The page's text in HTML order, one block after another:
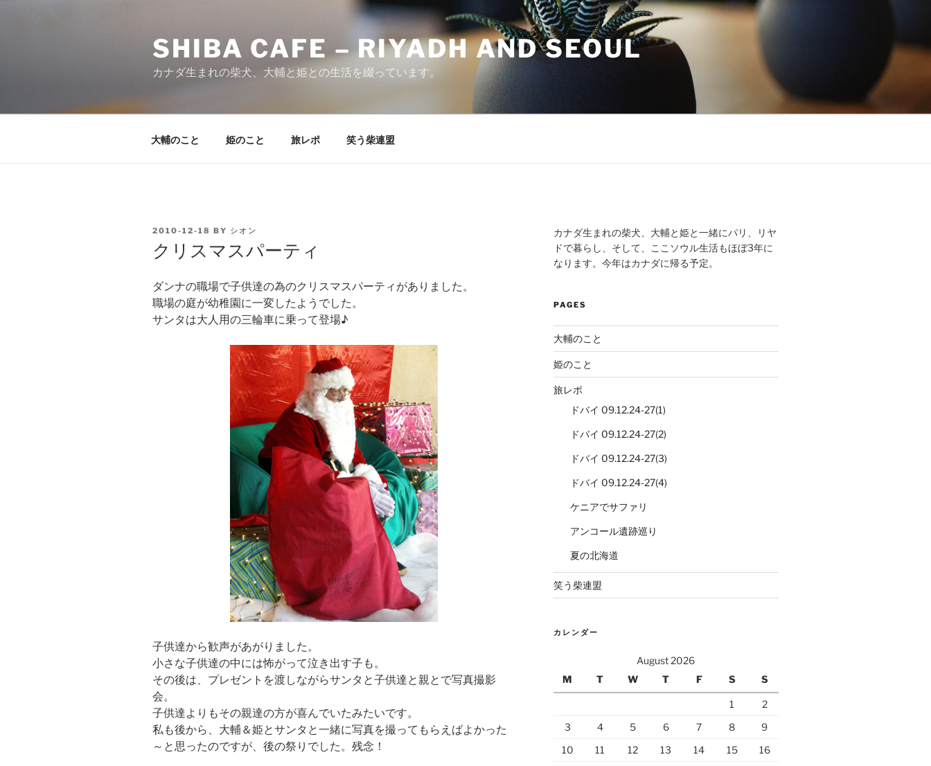
SHIBA CAFE – RIYADH AND SEOUL
カナダ生まれの柴犬、大輔と姫との生活を綴っています。
大輔のこと 姫のこと 旅レポ 笑う柴連盟
POSTED
2010-12-18 BY シオン
クリスマスパーティ
ダンナの職場で子供達の為のクリスマスパーティがありました。
職場の庭が幼稚園に一変したようでした。
サンタは大人用の三輪車に乗って登場♪
子供達から歓声があがりました。
小さな子供達の中には怖がって泣き出す子も。
その後は、プレゼントを渡しながらサンタと子供達と親とで写真撮影
会。
子供達よりもその親達の方が喜んでいたみたいです。
私も後から、大輔＆姫とサンタと一緒に写真を撮ってもらえばよかった
～と思ったのですが、後の祭りでした。残念！
カナダ生まれの柴犬、大輔と姫と一緒にパリ、リヤ
ドで暮らし、そして、ここソウル生活もほぼ3年に
なります。今年はカナダに帰る予定。
PAGES
大輔のこと
姫のこと
旅レポ
ドバイ 09.12.24-27(1)
ドバイ 09.12.24-27(2)
ドバイ 09.12.24-27(3)
ドバイ 09.12.24-27(4)
ケニアでサファリ
アンコール遺跡巡り
夏の北海道
笑う柴連盟
カレンダー
August 2026
M
T W T F S S
1
2
3
4 5 6 7 8
9
10
11 12 13 14 15
16